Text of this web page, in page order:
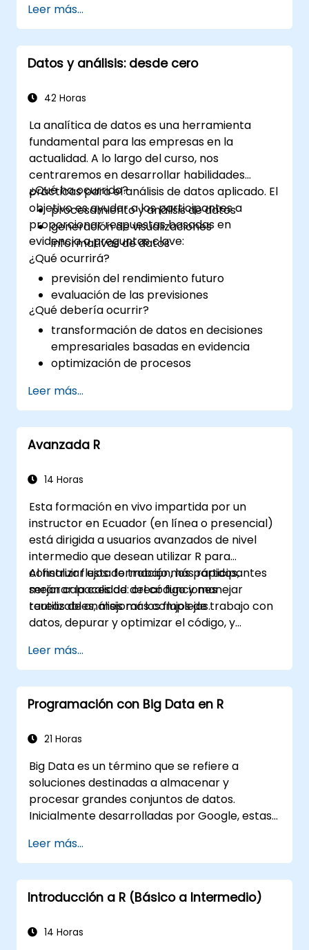
Leer más...
Datos y análisis: desde cero
42 Horas
La analítica de datos es una herramienta
fundamental para las empresas en la
actualidad. A lo largo del curso, nos
centraremos en desarrollar habilidades
prácticas para el análisis de datos aplicado. El
objetivo es ayudar a los participantes a
proporcionar respuestas basadas en
evidencia a preguntas clave:
¿Qué ha ocurrido?
procesamiento y análisis de datos
generación de visualizaciones
informativas de datos
¿Qué ocurrirá?
previsión del rendimiento futuro
evaluación de las previsiones
¿Qué debería ocurrir?
transformación de datos en decisiones
empresariales basadas en evidencia
optimización de procesos
Leer más...
Avanzada R
14 Horas
Esta formación en vivo impartida por un
instructor en Ecuador (en línea o presencial)
está dirigida a usuarios avanzados de nivel
intermedio que desean utilizar R para
construir flujos de trabajo más rápidos,
mejorar la calidad del código y manejar
tareas de análisis más complejas.
Al finalizar esta formación, los participantes
serán capaces de: crear funciones
reutilizables, mejorar los flujos de trabajo con
datos, depurar y optimizar el código, y
Leer más...
Programación con Big Data en R
21 Horas
Big Data es un término que se refiere a
soluciones destinadas a almacenar y
procesar grandes conjuntos de datos.
Inicialmente desarrolladas por Google, estas
inspirado otros proyectos similares, muchos
de los cuales están disponibles como código
abierto. R es un lenguaje de programación
muy popular en la industria financiera.
Leer más...
Introducción a R (Básico a Intermedio)
14 Horas